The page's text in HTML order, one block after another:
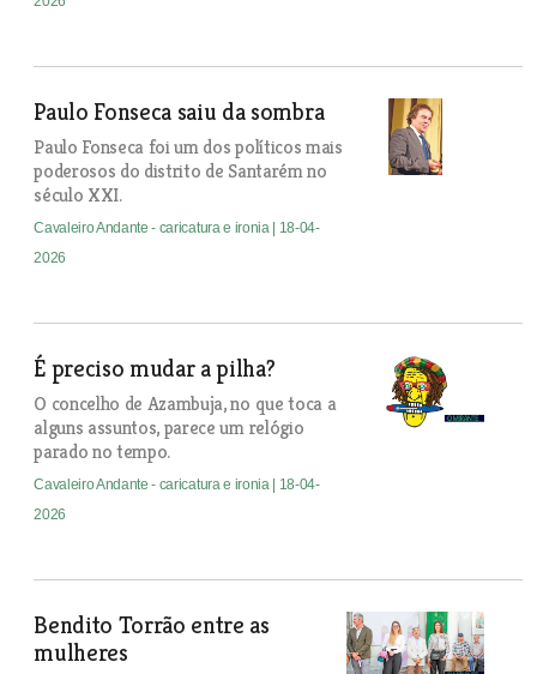
Paulo Fonseca saiu da sombra
Paulo Fonseca foi um dos políticos mais
poderosos do distrito de Santarém no
século XXI.
Cavaleiro Andante - caricatura e ironia
| 18-04-
2026
É preciso mudar a pilha?
O concelho de Azambuja, no que toca a
alguns assuntos, parece um relógio
parado no tempo.
Cavaleiro Andante - caricatura e ironia
| 18-04-
2026
Bendito Torrão entre as
mulheres